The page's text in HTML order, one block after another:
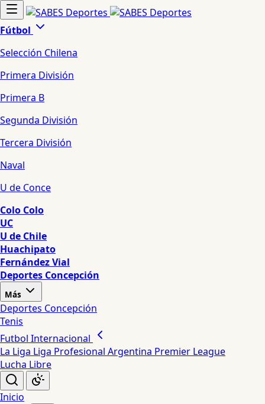
Fútbol
Selección Chilena
Primera División
Primera B
Segunda División
Tercera División
Naval
U de Conce
Colo Colo
UC
U de Chile
Huachipato
Fernández Vial
Deportes Concepción
Más
Deportes Concepción
Tenis
Futbol Internacional
La Liga Liga Profesional Argentina Premier League
Lucha Libre
Inicio